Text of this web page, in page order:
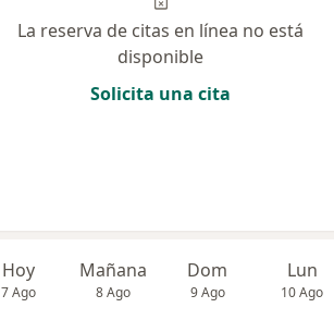
La reserva de citas en línea no está
disponible
Solicita una cita
Hoy
7 Ago
Mañana
8 Ago
Dom
9 Ago
Lun
10 Ago